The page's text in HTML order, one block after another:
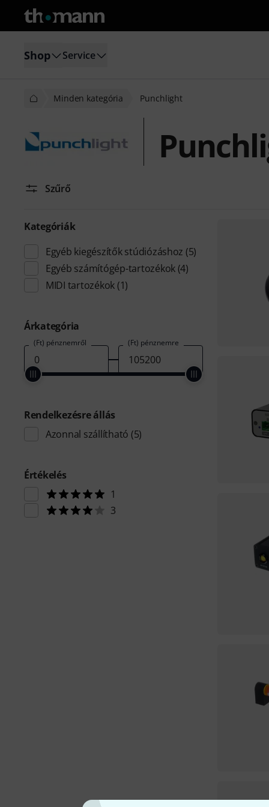
Shop Service
Minden kategória Punchlight
Szűrő
Kategóriák
Egyéb kiegészítők stúdiózáshoz (5)
Egyéb számítógép-tartozékok(4)
MIDI tartozékok (1)
Árkategória
(Ft) pénznemről (Ft) pénznemre
Rendelkezésre állás
Azonnal szállítható (5)
Értékelés
1
3